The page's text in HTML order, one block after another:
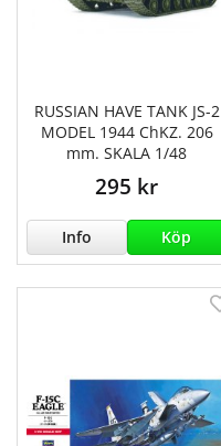
RUSSIAN HAVE TANK JS-2
MODEL 1944 ChKZ. 206
mm. SKALA 1/48
295 kr
Info Köp